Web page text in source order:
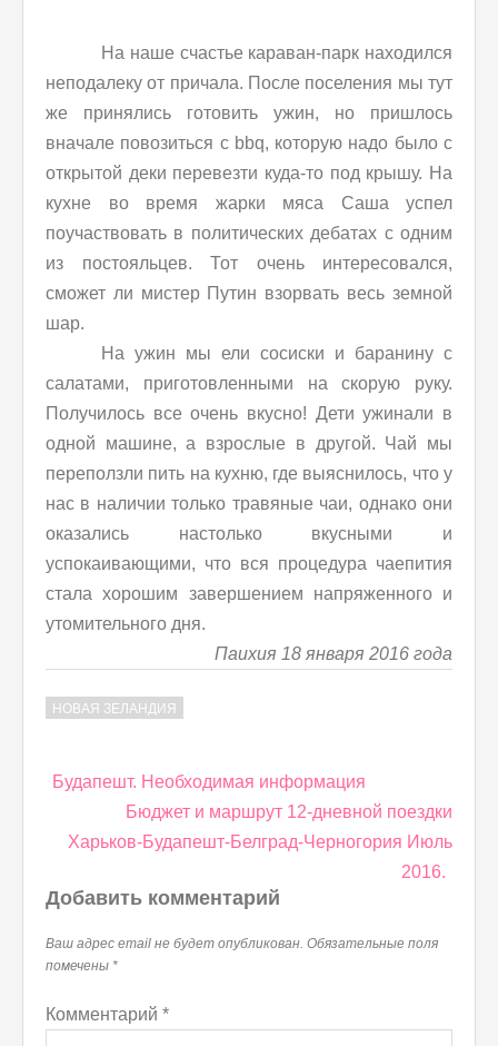
На наше счастье караван-парк находился
неподалеку от причала. После поселения мы тут
же принялись готовить ужин, но пришлось
вначале повозиться с bbq, которую надо было с
открытой деки перевезти куда-то под крышу. На
кухне во время жарки мяса Саша успел
поучаствовать в политических дебатах с одним
из постояльцев. Тот очень интересовался,
сможет ли мистер Путин взорвать весь земной
шар.
На ужин мы ели сосиски и баранину с
салатами, приготовленными на скорую руку.
Получилось все очень вкусно! Дети ужинали в
одной машине, а взрослые в другой. Чай мы
переползли пить на кухню, где выяснилось, что у
нас в наличии только травяные чаи, однако они
оказались настолько вкусными и
успокаивающими, что вся процедура чаепития
стала хорошим завершением напряженного и
утомительного дня.
Паихия 18 января 2016 года
НОВАЯ ЗЕЛАНДИЯ
Навигация
записям
Будапешт. Необходимая информация
Бюджет и маршрут 12-дневной поездки
Харьков-Будапешт-Белград-Черногория Июль
2016.
Добавить комментарий
Ваш адрес email не будет опубликован. Обязательные поля
помечены *
Комментарий *